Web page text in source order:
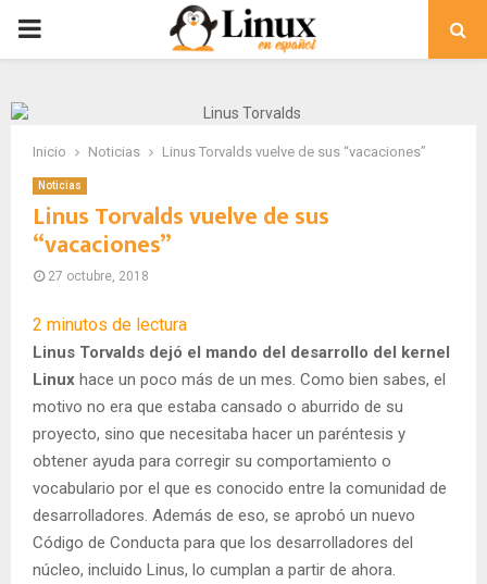
PRIMARY
Inicio Noticias Linus Torvalds vuelve de sus “vacaciones”
Noticias
Linus Torvalds vuelve de sus
“vacaciones”
27 octubre, 2018
2 minutos de lectura
Linus Torvalds dejó el mando del desarrollo del kernel
Linux hace un poco más de un mes. Como bien sabes, el
motivo no era que estaba cansado o aburrido de su
proyecto, sino que necesitaba hacer un paréntesis y
obtener ayuda para corregir su comportamiento o
vocabulario por el que es conocido entre la comunidad de
desarrolladores. Además de eso, se aprobó un nuevo
Código de Conducta para que los desarrolladores del
núcleo, incluido Linus, lo cumplan a partir de ahora.